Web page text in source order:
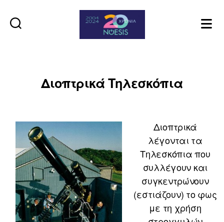
Διοπτρικά Τηλεσκόπια
Διοπτρικά
λέγονται τα
Τηλεσκόπια που
συλλέγουν και
συγκεντρώνουν
(εστιάζουν) το φως
με τη χρήση